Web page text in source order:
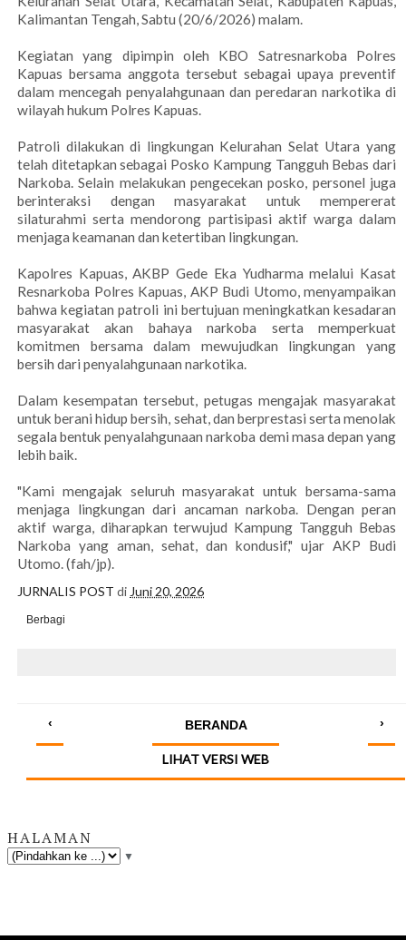
Kalimantan Tengah, Sabtu (20/6/2026) malam.
Kegiatan yang dipimpin oleh KBO Satresnarkoba Polres
Kapuas bersama anggota tersebut sebagai upaya preventif
dalam mencegah penyalahgunaan dan peredaran narkotika di
wilayah hukum Polres Kapuas.
Patroli dilakukan di lingkungan Kelurahan Selat Utara yang
telah ditetapkan sebagai Posko Kampung Tangguh Bebas dari
Narkoba. Selain melakukan pengecekan posko, personel juga
berinteraksi dengan masyarakat untuk mempererat
silaturahmi serta mendorong partisipasi aktif warga dalam
menjaga keamanan dan ketertiban lingkungan.
Kapolres Kapuas, AKBP Gede Eka Yudharma melalui Kasat
Resnarkoba Polres Kapuas, AKP Budi Utomo, menyampaikan
bahwa kegiatan patroli ini bertujuan meningkatkan kesadaran
masyarakat akan bahaya narkoba serta memperkuat
komitmen bersama dalam mewujudkan lingkungan yang
bersih dari penyalahgunaan narkotika.
Dalam kesempatan tersebut, petugas mengajak masyarakat
untuk berani hidup bersih, sehat, dan berprestasi serta menolak
segala bentuk penyalahgunaan narkoba demi masa depan yang
lebih baik.
"Kami mengajak seluruh masyarakat untuk bersama-sama
menjaga lingkungan dari ancaman narkoba. Dengan peran
aktif warga, diharapkan terwujud Kampung Tangguh Bebas
Narkoba yang aman, sehat, dan kondusif," ujar AKP Budi
Utomo. (fah/jp).
JURNALIS POST di Juni 20, 2026
Berbagi
‹ ›
BERANDA
LIHAT VERSI WEB
HALAMAN
▼